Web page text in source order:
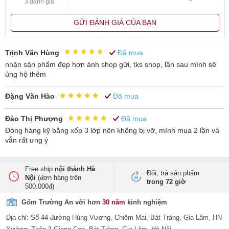
men trắng sứ trơn nhẵn, sáng bóng rất đặc trưng của dòng bát đĩa
thông dụng tạigốm sứ Bát Tràng. Màu sắc đơn giản, nhẹ nhàng và
trang nhã phù hợp bài trí ở mọi không gian bếp hay phòng ăn đều
Bộ đĩa cánh hoa mặt trời men trắng trơn 10 người ăn đảm bảo an
GỬI ĐÁNH GIÁ CỦA BẠN
Trịnh Văn Hùng
Đã mua
nhận sản phẩm đẹp hơn ảnh shop gửi, tks shop, lần sau mình sẽ
ủng hộ thêm
Đặng Văn Hào Đã mua
Đào Thị Phượng
Đã mua
Đóng hàng kỹ bằng xốp 3 lớp nên không bị vỡ, mình mua 2 lần và
vẫn rất ưng ý
Free ship nội thành Hà
Nội (đơn hàng trên
500.000đ)
Đổi, trả sản phẩm
trong 72 giờ
Gốm Trường An với hơn 30 năm kinh nghiệm
Địa chỉ: Số 44 đường Hùng Vương, Chiêm Mai, Bát Tràng, Gia Lâm, HN